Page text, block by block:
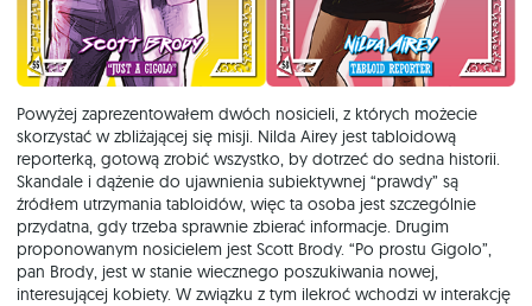
Powyżej zaprezentowałem dwóch nosicieli, z których możecie
skorzystać w zbliżającej się misji. Nilda Airey jest tabloidową
reporterką, gotową zrobić wszystko, by dotrzeć do sedna historii.
Skandale i dążenie do ujawnienia subiektywnej “prawdy” są
źródłem utrzymania tabloidów, więc ta osoba jest szczególnie
przydatna, gdy trzeba sprawnie zbierać informacje. Drugim
proponowanym nosicielem jest Scott Brody. “Po prostu Gigolo”,
pan Brody, jest w stanie wiecznego poszukiwania nowej,
interesującej kobiety. W związku z tym ilekroć wchodzi w interakcję